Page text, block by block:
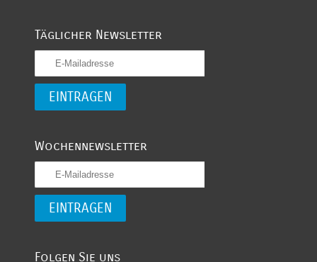
Täglicher Newsletter
Wochennewsletter
Folgen Sie uns